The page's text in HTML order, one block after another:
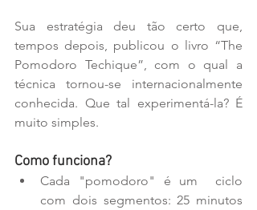
Sua estratégia deu tão certo que,
tempos depois, publicou o livro “The
Pomodoro Techique”, com o qual a
técnica tornou-se internacionalmente
conhecida. Que tal experimentá-la? É
muito simples.
Como funciona?
Cada "pomodoro" é um  ciclo
com dois segmentos: 25 minutos